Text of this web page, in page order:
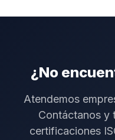
¿No
Atendemos
Contáctanos y
certificaciones